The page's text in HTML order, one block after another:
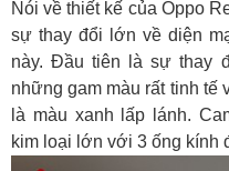
Nói về thiết kế của Oppo
sự thay đổi lớn về diện
này. Đầu tiên là sự thay
những gam màu rất tinh tế
là màu xanh lấp lánh.
kim loại lớn với 3 ống kính